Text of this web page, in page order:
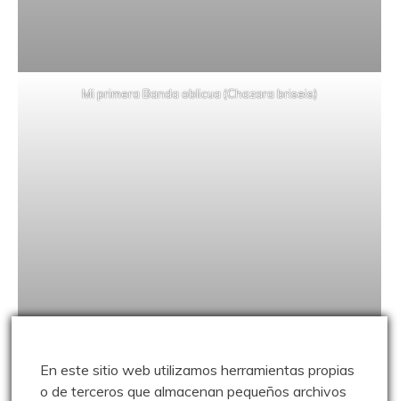
Mi primera Banda oblicua (Chazara briseis)
Niña coridón (Lysandra coridon)
En este sitio web utilizamos herramientas propias
o de terceros que almacenan pequeños archivos